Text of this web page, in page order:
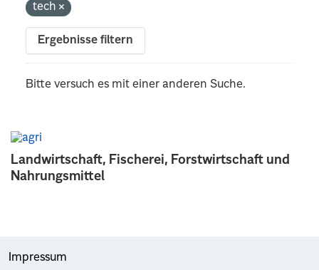
Landwirtschaft, Fischerei, Forstwirtschaft und
Nahrungsmittel
tech
Ergebnisse filtern
Bitte versuch es mit einer anderen Suche.
Impressum